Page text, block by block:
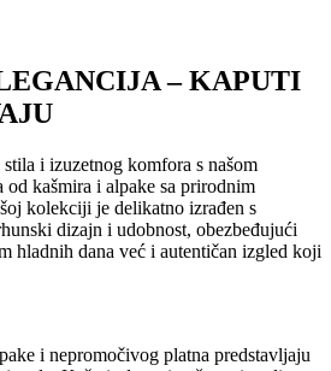
– KAPUTI
i izuzetnog komfora s našom
kašmira i alpake sa prirodnim
kolekciji je delikatno izrađen s
dizajn i udobnost, obezbeđujući
hladnih dana već i autentičan izgled koji
i nepromočivog platna predstavljaju